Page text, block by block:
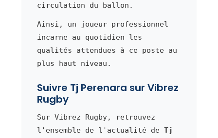
circulation du ballon.
Ainsi, un joueur professionnel
incarne au quotidien les
qualités attendues à ce poste au
plus haut niveau.
Suivre Tj Perenara sur Vibrez
Rugby
Sur Vibrez Rugby, retrouvez
l'ensemble de l'actualité de Tj